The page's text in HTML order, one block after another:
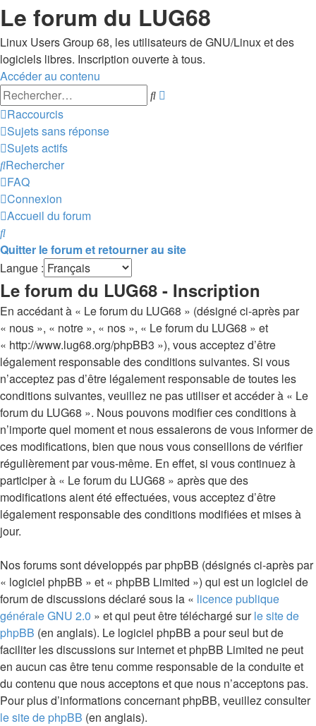
Le forum du LUG68
Linux Users Group 68, les utilisateurs de GNU/Linux et des
logiciels libres. Inscription ouverte à tous.
Accéder au contenu
Rechercher
Raccourcis
Sujets sans réponse
Sujets actifs
Rechercher
FAQ
Connexion
Accueil du forum
Rechercher
Quitter le forum et retourner au site
Langue :
Le forum du LUG68 - Inscription
En accédant à « Le forum du LUG68 » (désigné ci-après par
« nous », « notre », « nos », « Le forum du LUG68 » et
« http://www.lug68.org/phpBB3 »), vous acceptez d’être
légalement responsable des conditions suivantes. Si vous
n’acceptez pas d’être légalement responsable de toutes les
conditions suivantes, veuillez ne pas utiliser et accéder à « Le
forum du LUG68 ». Nous pouvons modifier ces conditions à
n’importe quel moment et nous essaierons de vous informer de
ces modifications, bien que nous vous conseillons de vérifier
régulièrement par vous-même. En effet, si vous continuez à
participer à « Le forum du LUG68 » après que des
modifications aient été effectuées, vous acceptez d’être
légalement responsable des conditions modifiées et mises à
jour.
Nos forums sont développés par phpBB (désignés ci-après par
« logiciel phpBB » et « phpBB Limited ») qui est un logiciel de
forum de discussions déclaré sous la « licence publique
générale GNU 2.0 » et qui peut être téléchargé surle site de
phpBB (en anglais). Le logiciel phpBB a pour seul but de
faciliter les discussions sur internet et phpBB Limited ne peut
en aucun cas être tenu comme responsable de la conduite et
du contenu que nous acceptons et que nous n’acceptons pas.
Pour plus d’informations concernant phpBB, veuillez consulter
le site de phpBB (en anglais).